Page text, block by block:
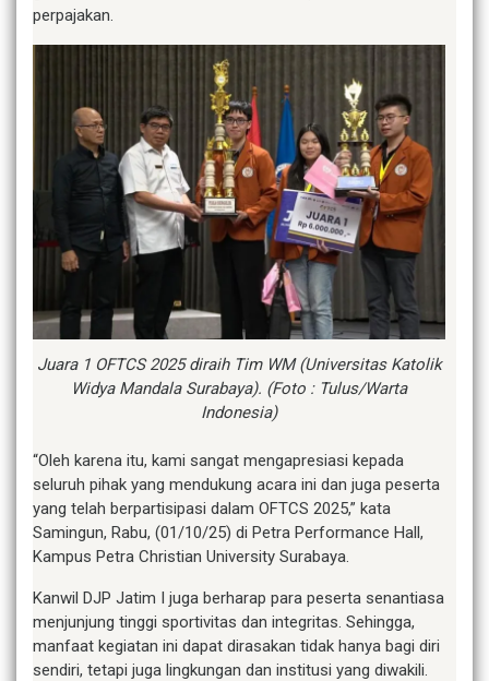
perpajakan.
Juara 1 OFTCS 2025 diraih Tim WM (Universitas Katolik
Widya Mandala Surabaya). (Foto : Tulus/Warta
Indonesia)
“Oleh karena itu, kami sangat mengapresiasi kepada
seluruh pihak yang mendukung acara ini dan juga peserta
yang telah berpartisipasi dalam OFTCS 2025,” kata
Samingun, Rabu, (01/10/25) di Petra Performance Hall,
Kampus Petra Christian University Surabaya.
Kanwil DJP Jatim I juga berharap para peserta senantiasa
menjunjung tinggi sportivitas dan integritas. Sehingga,
manfaat kegiatan ini dapat dirasakan tidak hanya bagi diri
sendiri, tetapi juga lingkungan dan institusi yang diwakili.